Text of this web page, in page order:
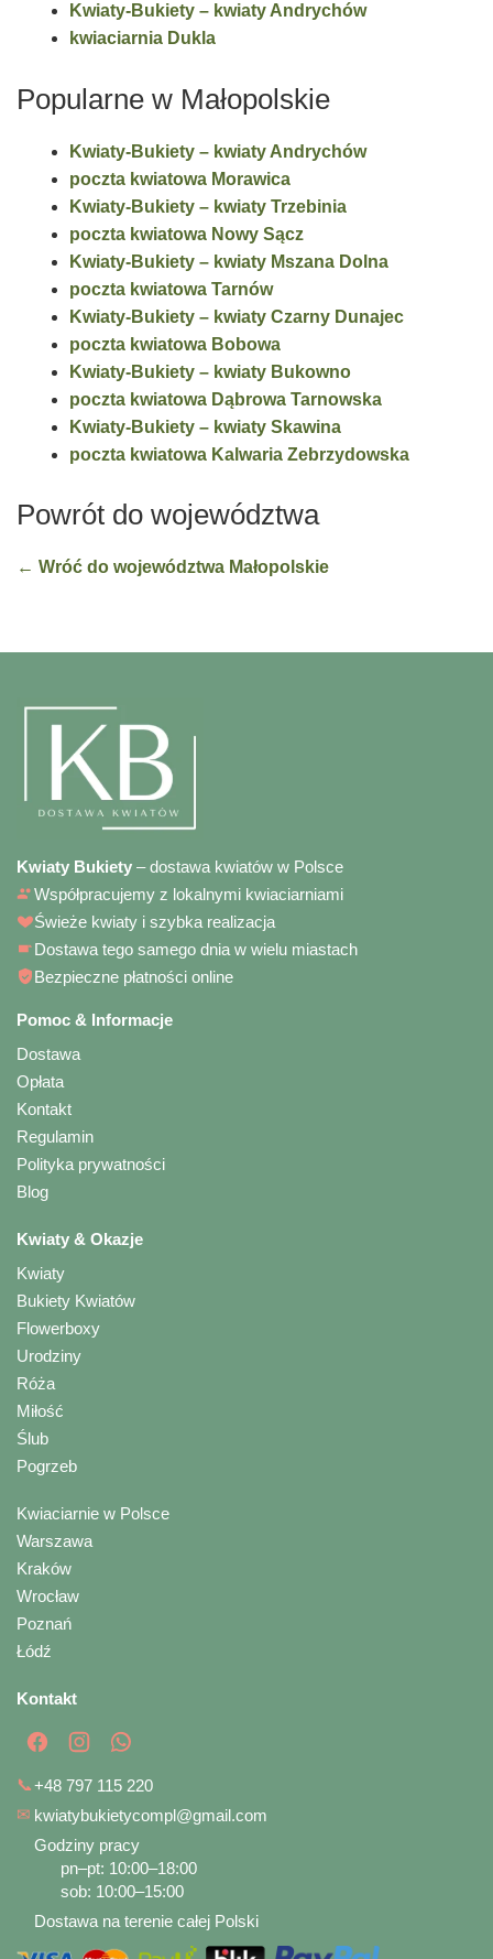
Kwiaty-Bukiety – kwiaty Andrychów
kwiaciarnia Dukla
Popularne w Małopolskie
Kwiaty-Bukiety – kwiaty Andrychów
poczta kwiatowa Morawica
Kwiaty-Bukiety – kwiaty Trzebinia
poczta kwiatowa Nowy Sącz
Kwiaty-Bukiety – kwiaty Mszana Dolna
poczta kwiatowa Tarnów
Kwiaty-Bukiety – kwiaty Czarny Dunajec
poczta kwiatowa Bobowa
Kwiaty-Bukiety – kwiaty Bukowno
poczta kwiatowa Dąbrowa Tarnowska
Kwiaty-Bukiety – kwiaty Skawina
poczta kwiatowa Kalwaria Zebrzydowska
Powrót do województwa
← Wróć do województwa Małopolskie
Kwiaty Bukiety – dostawa kwiatów w Polsce
Współpracujemy z lokalnymi kwiaciarniami
Świeże kwiaty i szybka realizacja
Dostawa tego samego dnia w wielu miastach
Bezpieczne płatności online
Pomoc & Informacje
Dostawa
Opłata
Kontakt
Regulamin
Polityka prywatności
Blog
Kwiaty & Okazje
Kwiaty
Bukiety Kwiatów
Flowerboxy
Urodziny
Róża
Miłość
Ślub
Pogrzeb
Kwiaciarnie w Polsce
Warszawa
Kraków
Wrocław
Poznań
Łódź
Kontakt
📞+48 797 115 220
✉ kwiatybukietycompl@gmail.com
Godziny pracy
pn–pt: 10:00–18:00
sob: 10:00–15:00
Dostawa na terenie całej Polski